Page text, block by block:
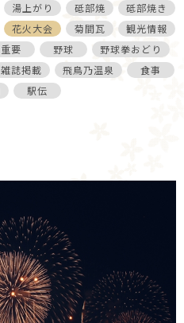
湯上がり 砥部焼
砥部焼き
花火大会 菊間瓦
観光情報
重要 野球
野球拳おどり
雑誌掲載 飛鳥乃温泉
食事
駅伝